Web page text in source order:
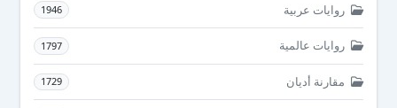
روايات عربية 1946
روايات عالمية 1797
مقارنة أديان 1729